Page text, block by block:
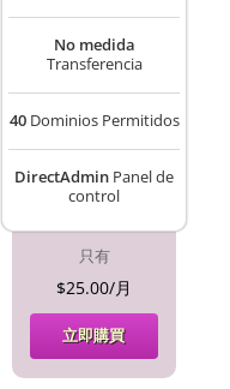
No medida
Transferencia
40Dominios Permitidos
DirectAdmin Panel de
control
只有
$25.00/月
立即購買